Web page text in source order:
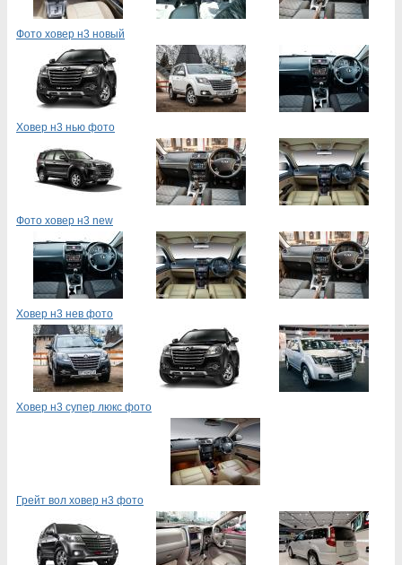
Фото ховер н3 новый
Ховер н3 нью фото
Фото ховер н3 new
Ховер н3 нев фото
Ховер н3 супер люкс фото
Грейт вол ховер н3 фото